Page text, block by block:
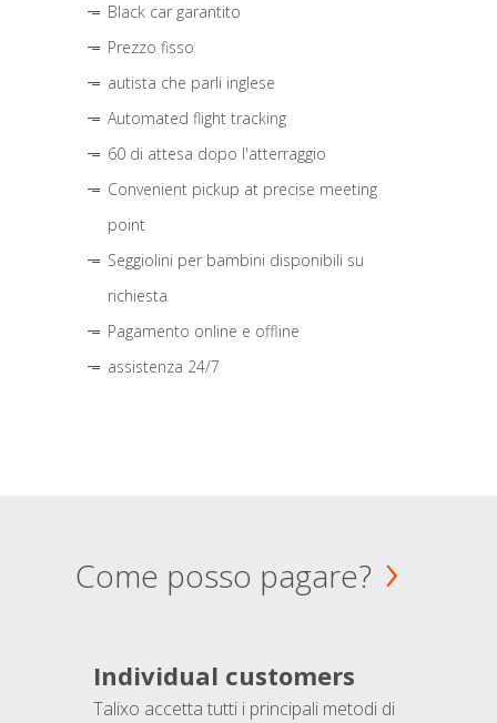
Black car garantito
Prezzo fisso
autista che parli inglese
Automated flight tracking
60 di attesa dopo l'atterraggio
Convenient pickup at precise meeting
point
Seggiolini per bambini disponibili su
richiesta
Pagamento online e offline
assistenza 24/7
Come posso pagare?
Individual customers
Talixo accetta tutti i principali metodi di